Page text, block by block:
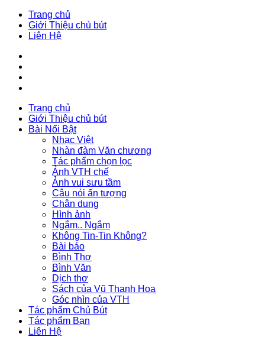
Trang chủ
Giới Thiệu chủ bút
Liên Hệ
Trang chủ
Giới Thiệu chủ bút
Bài Nổi Bật
Nhạc Việt
Nhàn đàm Văn chương
Tác phẩm chọn lọc
Ảnh VTH chế
Ảnh vui sưu tầm
Câu nói ấn tượng
Chân dung
Hình ảnh
Ngắm.. Ngắm
Không Tin-Tin Không?
Bài báo
Bình Thơ
Bình Văn
Dịch thơ
Sách của Vũ Thanh Hoa
Góc nhìn của VTH
Tác phẩm Chủ Bút
Tác phẩm Bạn
Liên Hệ